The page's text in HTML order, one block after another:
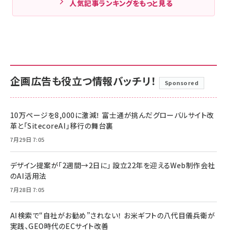
人気記事ランキングをもっと見る
企画広告も役立つ情報バッチリ！ Sponsored
10万ページを8,000に激減！ 富士通が挑んだグローバルサイト改
革と「SitecoreAI」移行の舞台裏
7月29日 7:05
デザイン提案が「2週間→2日に」 設立22年を迎えるWeb制作会社
のAI活用法
7月28日 7:05
AI検索で“自社がお勧め”されない！ お米ギフトの八代目儀兵衛が
実践、GEO時代のECサイト改善